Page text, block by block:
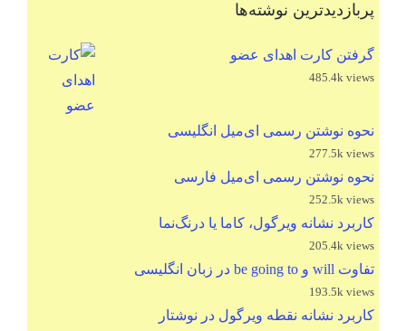
پربازدیدترین نوشته‌ها
گرفتن کارت اهدای عضو
485.4k views
نحوه نوشتن رسمی ای‌میل انگلیسی
277.5k views
نحوه نوشتن رسمی ای‌میل فارسی
252.5k views
کاربرد نشانه ویرگول، کاما یا درنگ‌نما
205.4k views
تفاوت will و be going to در زبان انگلیسی
193.5k views
کاربرد نشانه نقطه ویرگول در نوشتار